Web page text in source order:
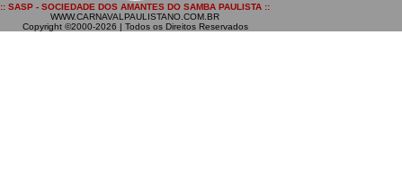
:: SASP - SOCIEDADE DOS AMANTES DO SAMBA PAULISTA ::
WWW.CARNAVALPAULISTANO.COM.BR
Copyright ©2000-2026 | Todos os Direitos Reservados